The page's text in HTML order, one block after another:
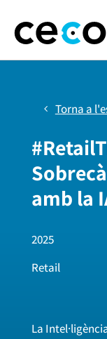
Torna a
amb la
2025
Retail
La